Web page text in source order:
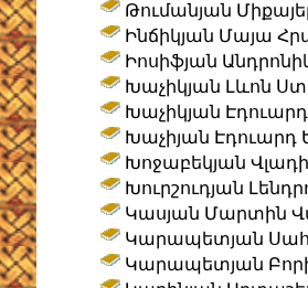
Թումանյան Միքայել
Ինճիկյան Մայա
Իոսիֆյան
Խաչիկյան Լևոն
Խաչիկյան Էդուարդ
Խաչիյան Էդուարդ
Խոջաբեկյան
Խուրշուդյան
Կասյան Մարտին
Կարապետյան
Կարապետյան